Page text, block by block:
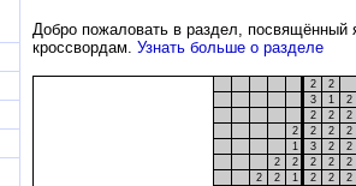
Добро пожаловать в раздел, посвящённый
кроссвордам. Узнать больше о разделе
2
2
3
1
2
2
2
2
2
2 2
2
1
3 2
2
2
2 2 2
2
2
2 1 2 2
2